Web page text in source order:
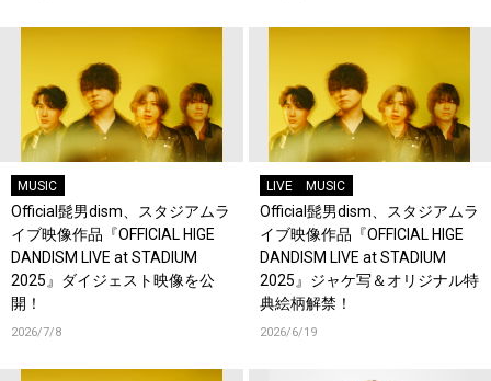
MUSIC
Official髭男dism、スタジアムラ
イブ映像作品『OFFICIAL HIGE
DANDISM LIVE at STADIUM
2025』ダイジェスト映像を公
開！
2026/7/8
LIVE MUSIC
Official髭男dism、スタジアムラ
イブ映像作品『OFFICIAL HIGE
DANDISM LIVE at STADIUM
2025』ジャケ写＆オリジナル特
典絵柄解禁！
2026/6/19